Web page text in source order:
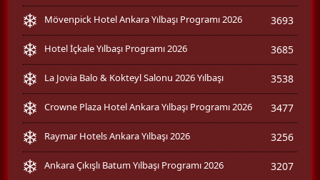
Mövenpick Hotel Ankara Yılbaşı Programı 2026 3693
Hotel İçkale Yılbaşı Programı 2026 3685
La Jovia Balo & Kokteyl Salonu 2026 Yılbaşı 3538
Crowne Plaza Hotel Ankara Yılbaşı Programı 2026 3477
Raymar Hotels Ankara Yılbaşı 2026 3256
Ankara Çıkışlı Batum Yılbaşı Programı 2026 3207